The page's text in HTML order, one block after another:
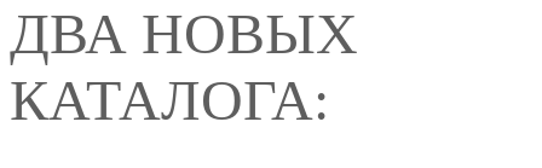
ДВА НОВЫХ
КАТАЛОГА: